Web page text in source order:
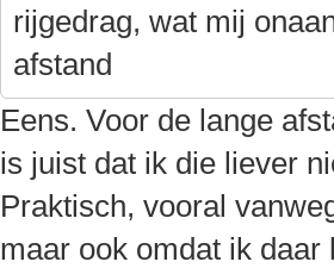
rijgedrag, wat mij
afstand
Eens. Voor de lange
is juist dat ik die liever
Praktisch, vooral
maar ook omdat ik